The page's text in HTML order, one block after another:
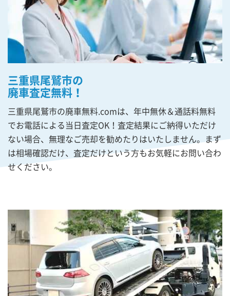
三重県尾鷲市の
廃車査定無料！
三重県尾鷲市の廃車無料.comは、年中無休＆通話料無料
でお電話による当日査定OK！査定結果にご納得いただけ
ない場合、無理なご売却を勧めたりはいたしません。まず
は相場確認だけ、査定だけという方もお気軽にお問い合わ
せください。